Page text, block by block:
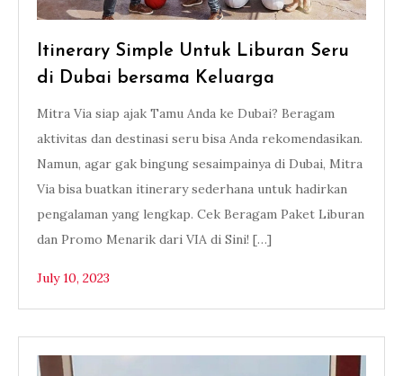
Itinerary Simple Untuk Liburan Seru
di Dubai bersama Keluarga
Mitra Via siap ajak Tamu Anda ke Dubai? Beragam
aktivitas dan destinasi seru bisa Anda rekomendasikan.
Namun, agar gak bingung sesaimpainya di Dubai, Mitra
Via bisa buatkan itinerary sederhana untuk hadirkan
pengalaman yang lengkap. Cek Beragam Paket Liburan
dan Promo Menarik dari VIA di Sini! […]
July 10, 2023